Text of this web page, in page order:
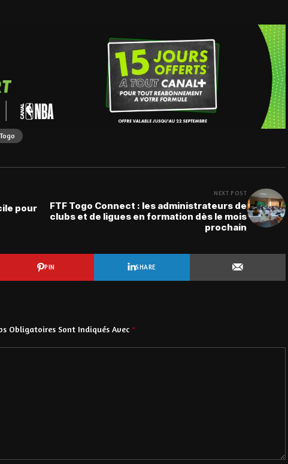
Togo
pour
NEXT POST
FTF Togo Connect : les administrateurs de
clubs et de ligues en formation dès le mois
prochain
PIN SHARE
Obligatoires Sont Indiqués Avec *